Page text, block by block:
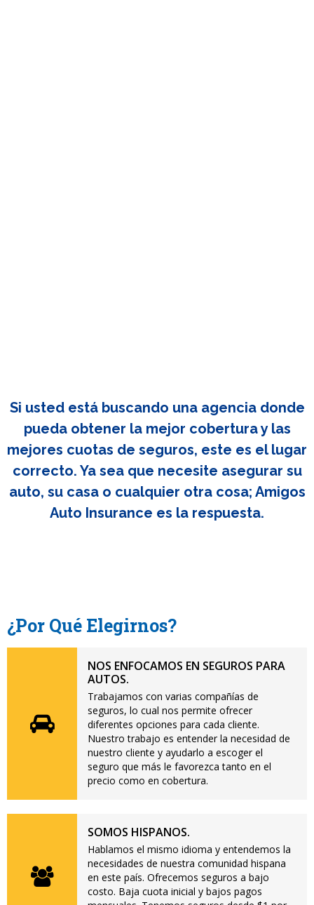
Si usted está buscando una agencia donde
pueda obtener la mejor cobertura y las
mejores cuotas de seguros, este es el lugar
correcto. Ya sea que necesite asegurar su
auto, su casa o cualquier otra cosa; Amigos
Auto Insurance es la respuesta.
¿Por Qué Elegirnos?
NOS ENFOCAMOS EN SEGUROS PARA
AUTOS.
Trabajamos con varias compañías de
seguros, lo cual nos permite ofrecer
diferentes opciones para cada cliente.
Nuestro trabajo es entender la necesidad de
nuestro cliente y ayudarlo a escoger el
seguro que más le favorezca tanto en el
precio como en cobertura.
SOMOS HISPANOS.
Hablamos el mismo idioma y entendemos la
necesidades de nuestra comunidad hispana
en este país. Ofrecemos seguros a bajo
costo. Baja cuota inicial y bajos pagos